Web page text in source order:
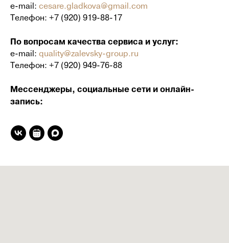
e-mail: cesare.gladkova@gmail.com
Телефон: +7 (920) 919-88-17
По вопросам качества сервиса и услуг:
e-mail: quality@zalevsky-group.ru
Телефон: +7 (920) 949-76-88
Мессенджеры, социальные сети и онлайн-
запись: